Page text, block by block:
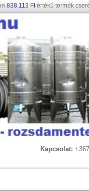
838.113 Ftértékű termék
Kapcsolat: